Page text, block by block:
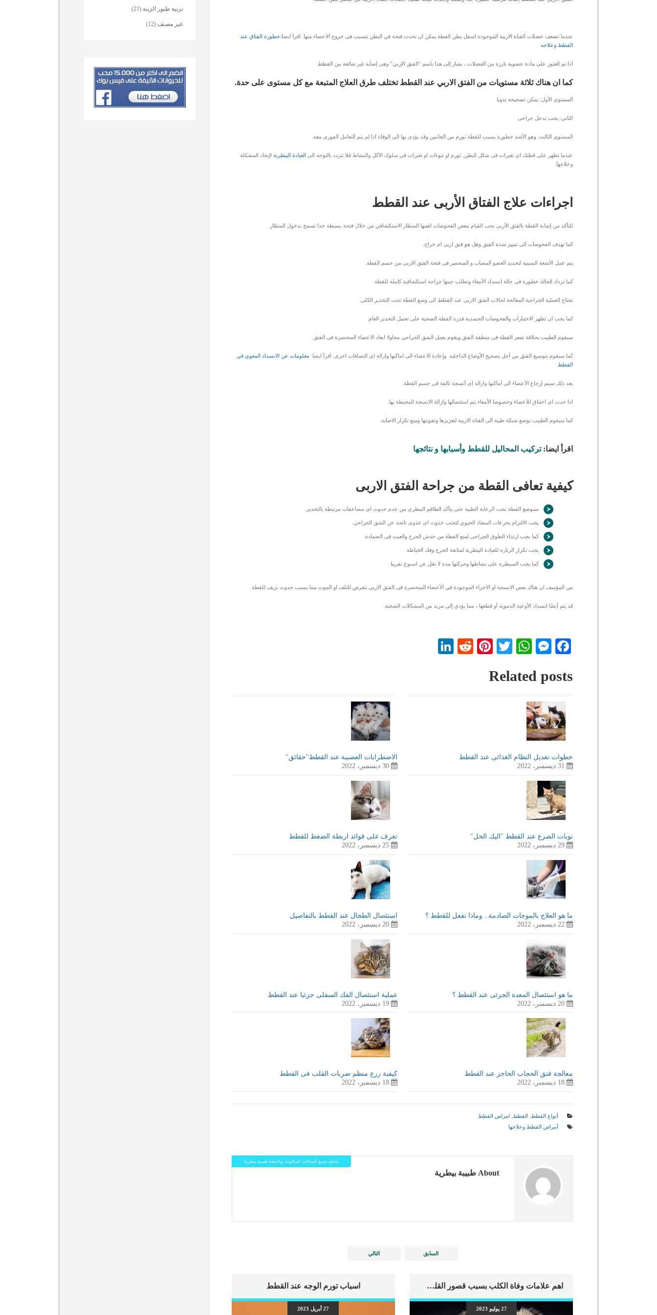
عندما تضعف عضلات القناة الاربية الموجودة اسفل بطن القطة يمكن ان تحدث فتحة في البطن تتسبب فى خروج الاعضاء منها. اقرأ ايضا:خطورة الفتاق عند
القطط وعلاجه
اذا تم العثور على مادة عضوية بارزة من العضلات ، يشار إلى هذا باسم “الفتق الإربي” وهى إصابة غير شائعة بين القطط.
كما ان هناك ثلاثة مستويات من الفتق الاربي عند القطط تختلف طرق العلاج المتبعة مع كل مستوى على حدة.
المستوى الأول: يمكن تصحيحه يدويا
الثاني: يجب تدخل جراحى
المستوى الثالث: وهو الأشد خطورة يسبب للقطة تورم من الجانبين وقد يؤدى بها الى الوفاة اذا لم يتم التعامل الفورى معه.
عندما تظهر على قطتك اى تغيرات فى شكل البطن, تورم او نتوءات او تغيرات في سلوك الأكل والنشاط فلا تتردد بالتوجه الى العيادة البيطرية لإيجاد المشكلة
وعلاجها.
اجراءات علاج الفتاق الأربى عند القطط
للتأكد من إصابة القطة بالفتق الأربى يجب القيام ببعض الفحوصات اهمها المنظار الاستكشافي من خلال فتحة بسيطة جدا تسمح بدخول المنظار.
كما تهدف الفحوصات الى تمييز شدة الفتق وهل هو فتق اربى ام خراج.
يتم عمل الأشعة السينية لتحديد العضو المصاب و المنحصر فى فتحة الفتق الاربى من جسم القطة.
كما تزداد الحالة خطورة فى حالة انسداد الأمعاء وتطلب حينها جراحة استكشافية كاملة للقطة.
تحتاج العملية الجراحية المعالجة لحالات الفتق الاربى عند القطط الى وضع القطة تحت التخدير الكلى.
كما يجب ان تظهر الاختبارات والفحوصات الجسدية قدرة القطة الصحية على تحمل التخدير العام.
سيقوم الطبيب بحلاقة شعر القطة فى منطقة الفتق ويقوم بعمل الشق الجراحي محاولا ابعاد الاعضاء المنحصرة فى الفتق.
كما سيقوم بتوسيع الفتق من أجل تصحيح الأوضاع الداخلية وإعادة الاعضاء الى اماكنها وازالة اى التصاقات اخرى. اقرأ ايضا: معلومات عن الانسداد المعوي في
القطط
بعد ذلك سيتم إرجاع الأعضاء الى أماكنها وازالة اى أنسجة تالفة فى جسم القطة.
اذا حدث اى اختناق للأعضاء وخصوصا الأمعاء يتم استئصالها وازالة الانسجة المحيطة بها.
كما سيقوم الطبيب بوضع شبكة طبية الى القناة الاربية لتعزيزها وتقويتها ومنع تكرار الاصابة.
اقرأ ايضا:تركيب المحاليل للقطط وأسبابها و نتائجها
كيفية تعافى القطة من جراحة الفتق الاربى
ستوضع القطة تحت الرعاية الطبية حتى يتأكد الطاقم البيطرى من عدم حدوث اى مضاعفات مرتبطة بالتخدير.
يجب الالتزام بجرعات المضاد الحيوي لتجنب حدوث اى عدوى ناتجة عن الشق الجراحي.
كما يجب ارتداء الطوق الجراحى لمنع القطة من خدش الجرح والعبث فى الضمادة.
يجب تكرار الزيارة للعيادة البيطرية لمتابعة الجرح وفك الخياطة.
كما يجب السيطرة على نشاطها وحركتها مدة لا تقل عن اسبوع تقريبا.
من المؤسف ان هناك بعض الانسجة او الاجزاء الموجودة في الأعضاء المنحصرة فى الفتق الاربى تتعرض للتلف او الموت مما يسبب حدوث نزيف للقطة.
قد يتم أيضًا انسداد الأوعية الدموية أو قطعها ، مما يؤدي إلى مزيد من المشكلات الصحية.
Facebook
Messenger
WhatsApp
Twitter
Pinterest
Reddit
Related posts
خطوات تعديل النظام الغذائى عند القطط
31 ديسمبر، 2022
الاضطرابات العصبية عند القطط"حقائق"
30 ديسمبر، 2022
نوبات الصرع عند القطط "اليك الحل"
29 ديسمبر، 2022
تعرف على فوائد اربطة الضغط للقطط
25 ديسمبر، 2022
ما هو العلاج بالموجات الصادمة.. وماذا تفعل للقطط ؟
22 ديسمبر، 2022
استئصال الطحال عند القطط بالتفاصيل
20 ديسمبر، 2022
ما هو استئصال المعدة الجزئى عند القطط ؟
20 ديسمبر، 2022
عملية استئصال الفك السفلى جزئيا عند القطط
19 ديسمبر، 2022
معالجة فتق الحجاب الحاجز عند القطط
18 ديسمبر، 2022
كيفية زرع منظم ضربات القلب فى القطط
18 ديسمبر، 2022
أنواع القطط القطط
امراض القطط
أمراض القطط وعلاجها
About طبيبة بيطرية
شاهد جميع المقالات المكتوبة بواسطة طبيبة بيطرية
السابق التالي
اهم علامات وفاة الكلب بسبب قصور القلب الاحتقانى
27 يوليو 2023
اسباب تورم الوجه عند القطط
27 أبريل 2023
تربية طيور الزينة (21)
غير مصنف (12)